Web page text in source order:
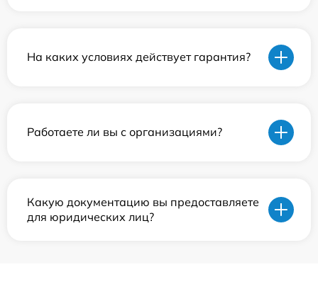
На каких условиях действует гарантия?
Работаете ли вы с организациями?
Какую документацию вы предоставляете
для юридических лиц?